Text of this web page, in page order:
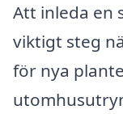
Att inleda en
viktigt steg
för nya